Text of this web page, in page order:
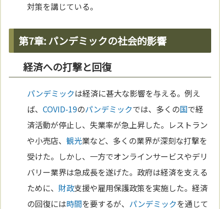
対策を講じている。
第7章: パンデミックの社会的影響
経済への打撃と回復
パンデミックは経済に甚大な影響を与える。例え
ば、COVID-19のパンデミックでは、多くの国で経
済活動が停止し、失業率が急上昇した。レストラン
や小売店、観光業など、多くの業界が深刻な打撃を
受けた。しかし、一方でオンラインサービスやデリ
バリー業界は急成長を遂げた。政府は経済を支える
ために、財政支援や雇用保護政策を実施した。経済
の回復には時間を要するが、 パンデミックを通じて